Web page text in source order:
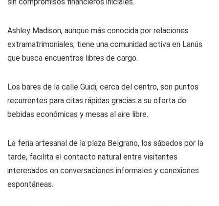
Ashley Madison, aunque más conocida por relaciones
extramatrimoniales, tiene una comunidad activa en Lanús
que busca encuentros libres de cargo.
Los bares de la calle Guidi, cerca del centro, son puntos
recurrentes para citas rápidas gracias a su oferta de
bebidas económicas y mesas al aire libre.
La feria artesanal de la plaza Belgrano, los sábados por la
tarde, facilita el contacto natural entre visitantes
interesados en conversaciones informales y conexiones
espontáneas.